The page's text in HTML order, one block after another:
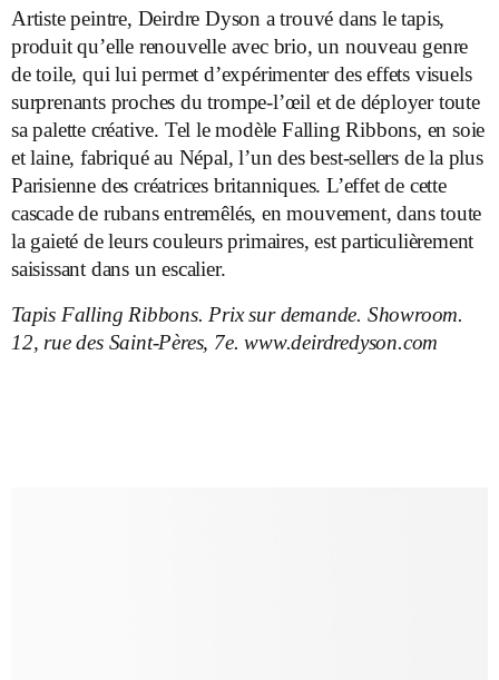
Artiste peintre, Deirdre Dyson a trouvé dans le tapis,
produit qu’elle renouvelle avec brio, un nouveau genre
de toile, qui lui permet d’expérimenter des effets visuels
surprenants proches du trompe-l’œil et de déployer toute
sa palette créative. Tel le modèle Falling Ribbons, en soie
et laine, fabriqué au Népal, l’un des best-sellers de la plus
Parisienne des créatrices britanniques. L’effet de cette
cascade de rubans entremêlés, en mouvement, dans toute
la gaieté de leurs couleurs primaires, est particulièrement
saisissant dans un escalier.
Tapis Falling Ribbons. Prix sur demande. Showroom.
12, rue des Saint-Pères, 7e. www.deirdredyson.com